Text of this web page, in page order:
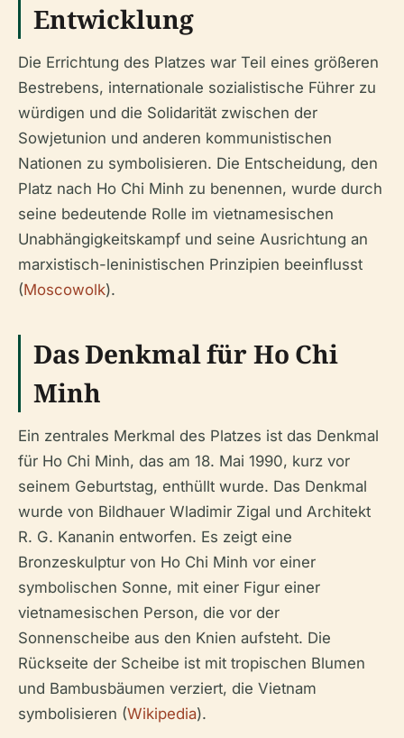
Entwicklung
Die Errichtung des Platzes war Teil eines größeren
Bestrebens, internationale sozialistische Führer zu
würdigen und die Solidarität zwischen der
Sowjetunion und anderen kommunistischen
Nationen zu symbolisieren. Die Entscheidung, den
Platz nach Ho Chi Minh zu benennen, wurde durch
seine bedeutende Rolle im vietnamesischen
Unabhängigkeitskampf und seine Ausrichtung an
marxistisch-leninistischen Prinzipien beeinflusst
(Moscowolk).
Das Denkmal für Ho Chi
Minh
Ein zentrales Merkmal des Platzes ist das Denkmal
für Ho Chi Minh, das am 18. Mai 1990, kurz vor
seinem Geburtstag, enthüllt wurde. Das Denkmal
wurde von Bildhauer Wladimir Zigal und Architekt
R. G. Kananin entworfen. Es zeigt eine
Bronzeskulptur von Ho Chi Minh vor einer
symbolischen Sonne, mit einer Figur einer
vietnamesischen Person, die vor der
Sonnenscheibe aus den Knien aufsteht. Die
Rückseite der Scheibe ist mit tropischen Blumen
und Bambusbäumen verziert, die Vietnam
symbolisieren (Wikipedia).